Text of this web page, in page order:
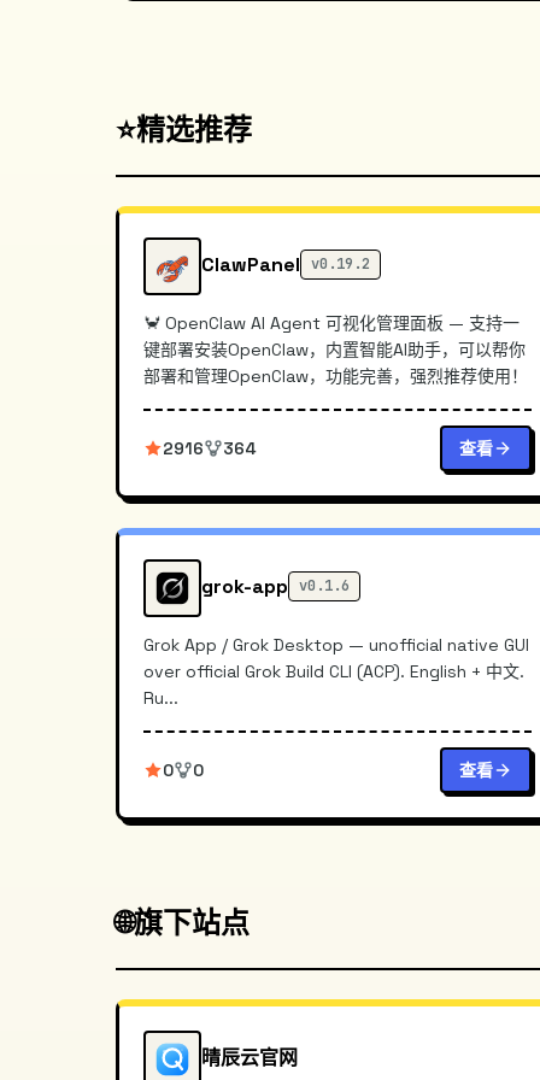
⭐精选推荐
ClawPanel v0.19.2
🦀 OpenClaw AI Agent 可视化管理面板 — 支持一
键部署安装OpenClaw，内置智能AI助手，可以帮你
部署和管理OpenClaw，功能完善，强烈推荐使用！
2916 364 查看
grok-app v0.1.6
Grok App / Grok Desktop — unofficial native GUI
over official Grok Build CLI (ACP). English + 中文.
Ru...
0 0 查看
🌐旗下站点
晴辰云官网